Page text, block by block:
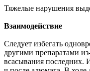
Тяжелые нарушения
Взаимодействие
Следует избегать
другими препаратами
всасывания последних.